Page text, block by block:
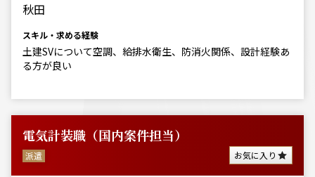
秋田
スキル・求める経験
土建SVについて空調、給排水衛生、防消火関係、設計経験あ
る方が良い
電気計装職（国内案件担当）
派遣 お気に入り